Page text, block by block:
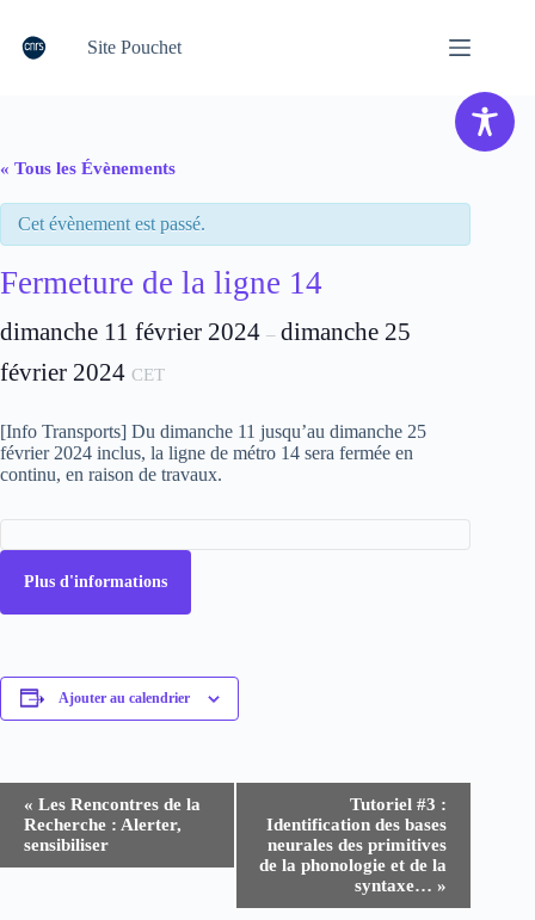
contenu
Site Pouchet
« Tous les Évènements
Cet évènement est passé.
Fermeture de la ligne 14
dimanche 11 février 2024 – dimanche 25
février 2024 CET
[Info Transports] Du dimanche 11 jusqu’au dimanche 25
février 2024 inclus, la ligne de métro 14 sera fermée en
continu, en raison de travaux.
Plus d'informations
Ajouter au calendrier
« Les Rencontres de la
Recherche : Alerter,
sensibiliser
Tutoriel #3 :
Identification des bases
neurales des primitives
de la phonologie et de la
syntaxe…»